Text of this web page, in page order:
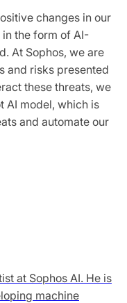
changes in our
the form of AI-
At Sophos, we are
and risks presented
these threats, we
AI model, which is
and automate our
at Sophos AI. He is
machine